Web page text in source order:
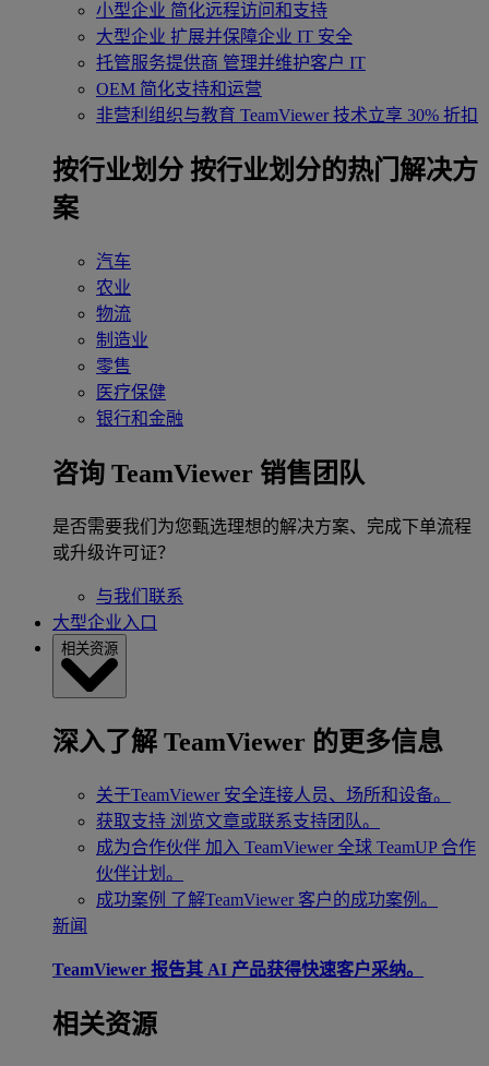
小型企业 简化远程访问和支持
大型企业 扩展并保障企业 IT 安全
托管服务提供商 管理并维护客户 IT
OEM 简化支持和运营
非营利组织与教育 TeamViewer 技术立享 30% 折扣
‌按行业划分 按行业划分的热门解决方
案
汽车
农业
物流
制造业
零售
医疗保健
银行和金融
咨询 TeamViewer 销售团队
是否需要我们为您甄选理想的解决方案、完成下单流程
或升级许可证？
与我们联系
大型企业入口
相关资源
深入了解 TeamViewer 的更多信息
关于TeamViewer 安全连接人员、场所和设备。
获取支持 浏览文章或联系支持团队。
成为合作伙伴 加入 TeamViewer 全球 TeamUP 合作
伙伴计划。
成功案例 了解TeamViewer 客户的成功案例。
新闻
TeamViewer 报告其 AI 产品获得快速客户采纳。
相关资源